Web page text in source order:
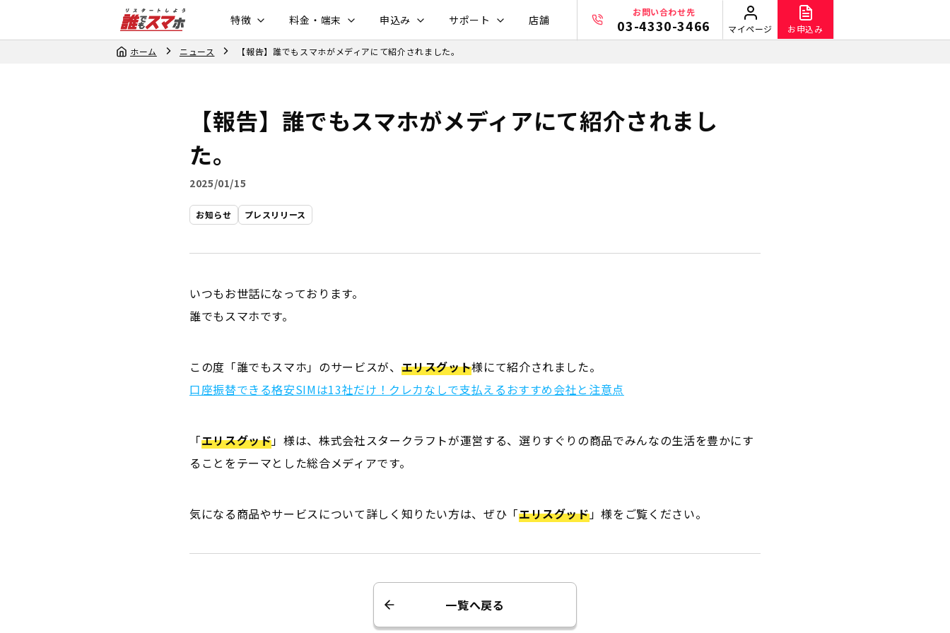
特徴 料金・端末 申込み サポート 店舗
お問い合わせ先
03-4330-3466 マイページ
お申込み
ホーム
ニュース 【報告】誰でもスマホがメディアにて紹介されました。
【報告】誰でもスマホがメディアにて紹介されまし
た。
2025/01/15
お知らせ プレスリリース
いつもお世話になっております。
誰でもスマホです。
この度「誰でもスマホ」のサービスが、 エリスグット様にて紹介されました。
口座振替できる格安SIMは13社だけ！クレカなしで支払えるおすすめ会社と注意点
「エリスグッド」様は、株式会社スタークラフトが運営する、選りすぐりの商品でみんなの生活を豊かにす
ることをテーマとした総合メディアです。
気になる商品やサービスについて詳しく知りたい方は、ぜひ「エリスグッド」様をご覧ください。
一覧へ戻る